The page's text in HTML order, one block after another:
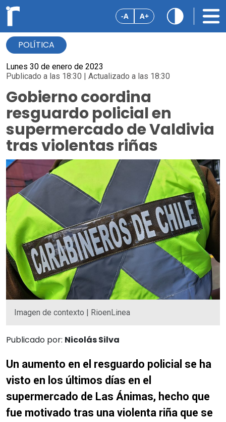
-A A+
POLÍTICA
Lunes 30 de enero de 2023
Publicado a las 18:30 | Actualizado a las 18:30
Gobierno coordina
resguardo policial en
supermercado de Valdivia
tras violentas riñas
Imagen de contexto | RioenLinea
Publicado por: Nicolás Silva
Un aumento en el resguardo policial se ha
visto en los últimos días en el
supermercado de Las Ánimas, hecho que
fue motivado tras una violenta riña que se